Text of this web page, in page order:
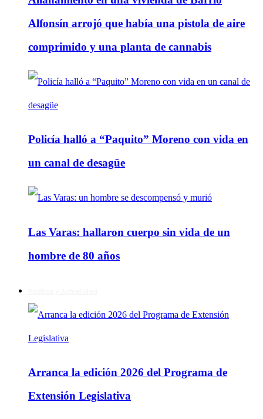
Alfonsín arrojó que había una pistola de aire
comprimido y una planta de cannabis
Policía halló a “Paquito” Moreno con vida en
un canal de desagüe
Las Varas: hallaron cuerpo sin vida de un
hombre de 80 años
Arranca la edición 2026 del Programa de
Extensión Legislativa